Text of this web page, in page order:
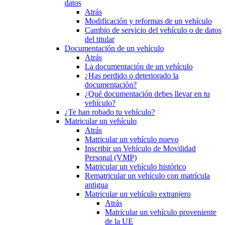
datos
Atrás
Modificación y reformas de un vehículo
Cambio de servicio del vehículo o de datos
del titular
Documentación de un vehículo
Atrás
La documentación de un vehículo
¿Has perdido o deteriorado la
documentación?
¿Qué documentación debes llevar en tu
vehículo?
¿Te han robado tu vehículo?
Matricular un vehículo
Atrás
Matricular un vehículo nuevo
Inscribir un Vehículo de Movilidad
Personal (VMP)
Matricular un vehículo histórico
Rematricular un vehículo con matrícula
antigua
Matricular un vehículo extranjero
Atrás
Matricular un vehículo proveniente
de la UE